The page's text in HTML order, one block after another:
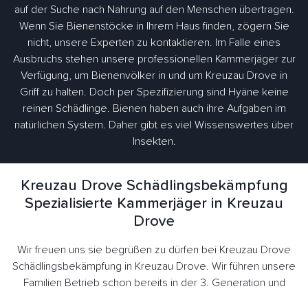
auf der Suche nach Nahrung auf den Menschen übertragen.
Wenn Sie Bienenstöcke in Ihrem Haus finden, zögern Sie
nicht, unsere Experten zu kontaktieren. Im Falle eines
Ausbruchs stehen unsere professionellen Kammerjäger zur
Verfügung, um Bienenvölker in und um Kreuzau Drove in
Griff zu halten. Doch per Spezifizierung sind Hyäne keine
reinen Schädlinge. Bienen haben auch ihre Aufgaben im
natürlichen System. Daher gibt es viel Wissenswertes über
Insekten.
Kreuzau Drove Schädlingsbekämpfung
Spezialisierte Kammerjäger in Kreuzau
Drove
Wir freuen uns sie begrüßen zu dürfen bei Kreuzau Drove
Schädlingsbekämpfung in Kreuzau Drove. Wir führen unsere
Familien Betrieb schon bereits in der 3. Generation und